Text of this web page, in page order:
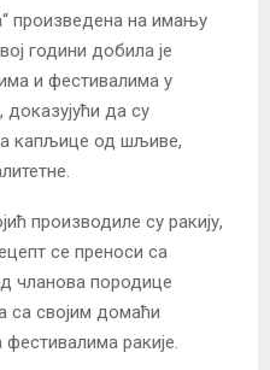
произведена на имању
години добила је
и фестивалима у
доказујући да су
капљице од шљиве,
производиле су ракију,
се преноси са
чланова породице
са својим домаћи
ракије.